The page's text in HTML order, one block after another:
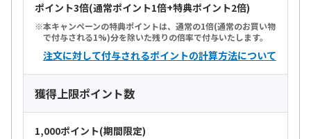
ポイント3倍(通常ポイント1倍+特典ポイント2倍)
本キャンペーンの特典ポイントは、通常の1倍(通常のお買い物
で付与される1%)分を除いた残りの倍率で付与いたします。
注文に対して付与されるポイントの計算方法について
獲得上限ポイント数
1,000ポイント(期間限定)